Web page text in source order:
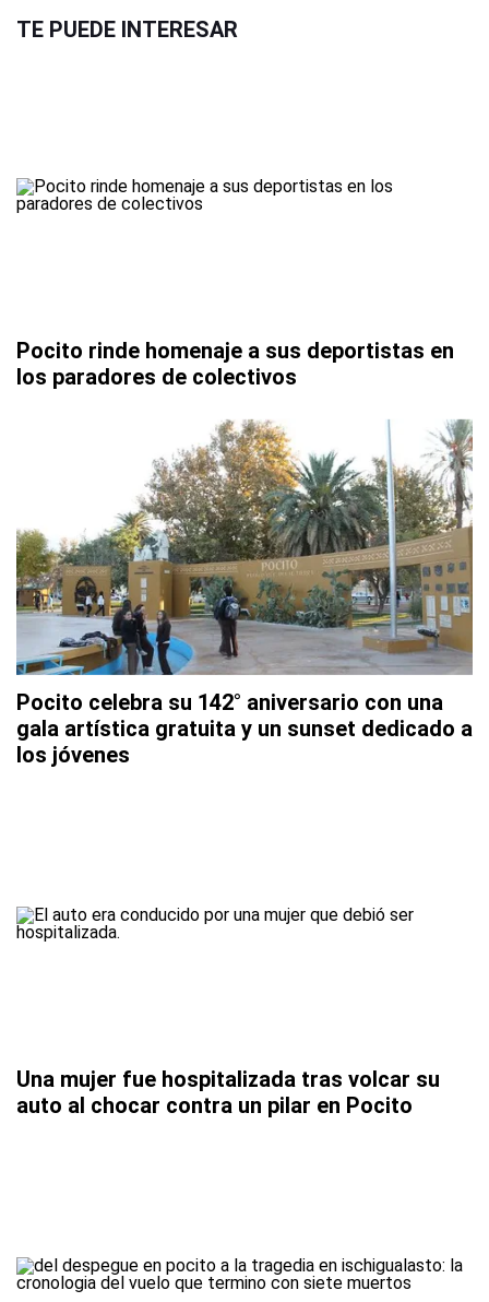
TE PUEDE INTERESAR
Pocito rinde homenaje a sus deportistas en
los paradores de colectivos
Pocito celebra su 142° aniversario con una
gala artística gratuita y un sunset dedicado a
los jóvenes
Una mujer fue hospitalizada tras volcar su
auto al chocar contra un pilar en Pocito